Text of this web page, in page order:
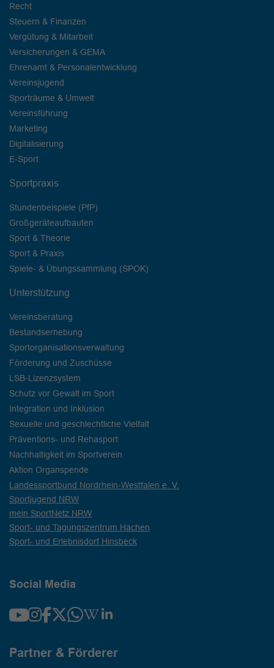
Recht
Steuern & Finanzen
Vergütung & Mitarbeit
Versicherungen & GEMA
Ehrenamt & Personalentwicklung
Vereinsjugend
Sporträume & Umwelt
Vereinsführung
Marketing
Digitalisierung
E-Sport
Sportpraxis
Stundenbeispiele (PfP)
Großgeräteaufbauten
Sport & Theorie
Sport & Praxis
Spiele- & Übungssammlung (SPOK)
Unterstützung
Vereinsberatung
Bestandserhebung
Sportorganisationsverwaltung
Förderung und Zuschüsse
LSB-Lizenzsystem
Schutz vor Gewalt im Sport
Integration und Inklusion
Sexuelle und geschlechtliche Vielfalt
Präventions- und Rehasport
Nachhaltigkeit im Sportverein
Aktion Organspende
Landessportbund Nordrhein-Westfalen e. V.
Sportjugend NRW
mein SportNetz NRW
Sport- und Tagungszentrum Hachen
Sport- und Erlebnisdorf Hinsbeck
Social Media
Partner & Förderer